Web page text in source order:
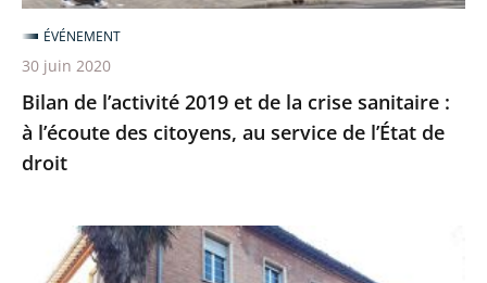
:
à
l’écoute
des
citoyens,
au
l’État
Bilan de l’activité 2019 et de la crise sanitaire :
à l’écoute des citoyens, au service de l’État de
droit
ÉVÉNEMENT
30 juin 2020
Création
d’une